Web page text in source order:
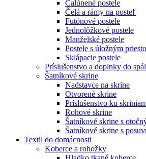
Čalúnené postele
Čelá a rámy na posteľ
Futónové postele
Jednolôžkové postele
Manželské postele
Postele s úložným
Sklápacie postele
Príslušenstvo a doplnky do
Šatníkové skrine
Nadstavce na skrine
Otvorené skrine
Príslušenstvo ku
Rohové skrine
Šatníkové skrine s
Šatníkové skrine s
Textil do domácnosti
Koberce a rohožky